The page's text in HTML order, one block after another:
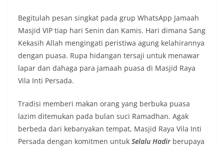
Begitulah pesan singkat pada grup WhatsApp Jamaah
Masjid VIP tiap hari Senin dan Kamis. Hari dimana Sang
Kekasih Allah mengingati peristiwa agung kelahirannya
dengan puasa. Rupa hidangan tersaji untuk menawar
lapar dan dahaga para jamaah puasa di Masjid Raya
Vila Inti Persada.
Tradisi memberi makan orang yang berbuka puasa
lazim ditemukan pada bulan suci Ramadhan. Agak
berbeda dari kebanyakan tempat, Masjid Raya Vila Inti
Persada dengan komitmen untuk Selalu Hadir berupaya